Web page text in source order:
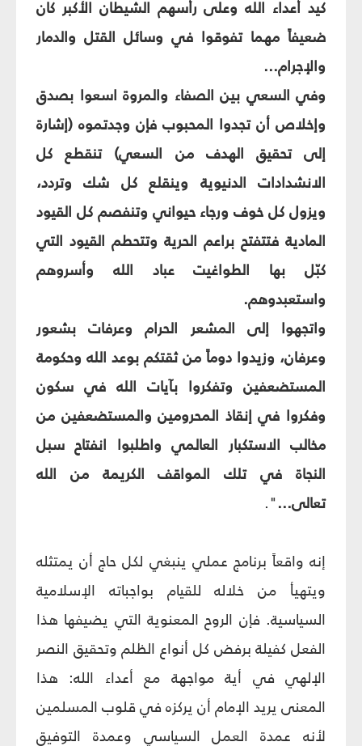
كيد أعداء الله وعلى رأسهم الشيطان الأكبر كان
ضعيفاً مهما تفوقوا في وسائل القتل والدمار
والإجرام...
وفي السعي بين الصفاء والمروة اسعوا بصدق
وإخلاص أن تجدوا المحبوب فإن وجدتموه (إشارة
إلى تحقيق الهدف من السعي) تنقطع كل
الانشدادات الدنيوية وينقلع كل شك وتردد،
ويزول كل خوف ورجاء حيواني وتنفصم كل القيود
المادية فتتفتح براعم الحرية وتتحطم القيود التي
كبّل بها الطواغيت عباد الله وأسروهم
واستعبدوهم.
واتجهوا إلى المشعر الحرام وعرفات بشعور
وعرفان، وزيدوا دوماً من ثقتكم بوعد الله وحكومة
المستضعفين وتفكروا بآيات الله في سكون
وفكروا في إنقاذ المحرومين والمستضعفين من
مخالب الاستكبار العالمي واطلبوا انفتاح سبل
النجاة في تلك المواقف الكريمة من الله
تعالى...".
إنه واقعاً برنامج عملي ينبغي لكل حاج أن يمتثله
ويتهيأ من خلاله للقيام بواجباته الإسلامية
السياسية. فإن الروح المعنوية التي يضيفها هذا
الفعل كفيلة برفض كل أنواع الظلم وتحقيق النصر
الإلهي في أية مواجهة مع أعداء الله: هذا
المعنى يريد الإمام أن يركزه في قلوب المسلمين
لأنه عمدة العمل السياسي وعمدة التوفيق